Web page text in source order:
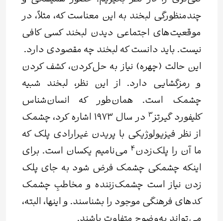
چندمنظورگی لبخند به این معناست که، مثلاً، در
موقعیت‌های اجتماعی دیدن لبخند کسی کافی
نیست. باید دانست که لبخند چه مقصودی دارد.
این حالت (چهره) نیاز به حل‌کردن، کشف کردن
و رمزگشایی دارد. از این نظر، لبخند شبیه
چشمک است. همان‌طور که انسان‌شناس
کلیفوردگیرتز3
در سال ۱۹۷۳ اشاره کرد، چشمک
از نظر فیزیولوژیکی با پریدن غیرارادی پلک که
ما آن را پلک‌زدن4 می‌نامیم یکسان است. برای
اینکه چشمکی چشمک فرض شود به جای پلک
زدن نیاز است چشمک‌زننده و مخاطبِ چشمک
کدهای فرهنگی موجود را بشناسند. و اینها، البته،